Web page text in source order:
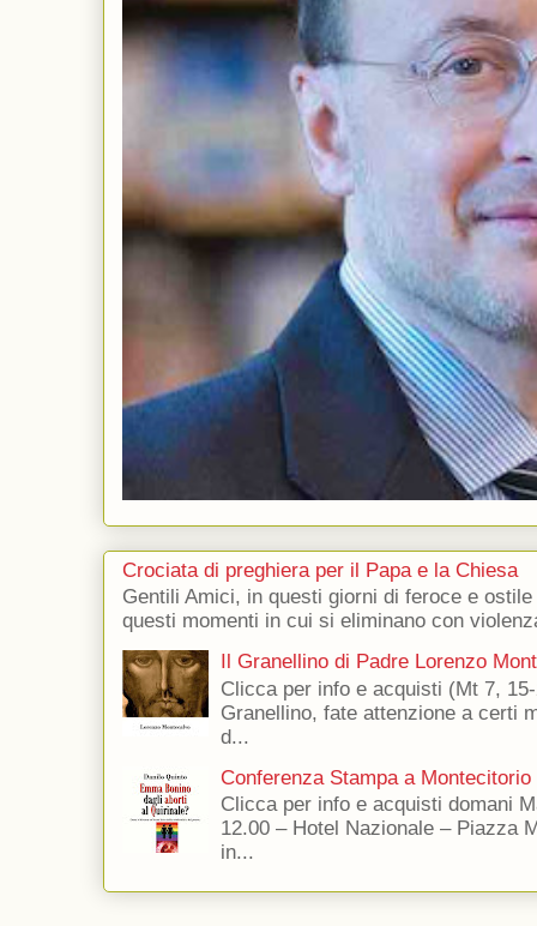
Crociata di preghiera per il Papa e la Chiesa
Gentili Amici, in questi giorni di feroce e
questi momenti in cui si eliminano con
Il Granellino di Padre Lorenzo
Clicca per info e acquisti (Mt 7,
Granellino, fate attenzione a certi
d...
Conferenza Stampa a Montecitorio
Clicca per info e acquisti domani
12.00 – Hotel Nazionale – Piazza
in...